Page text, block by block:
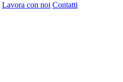
Lavora con noi Contatti